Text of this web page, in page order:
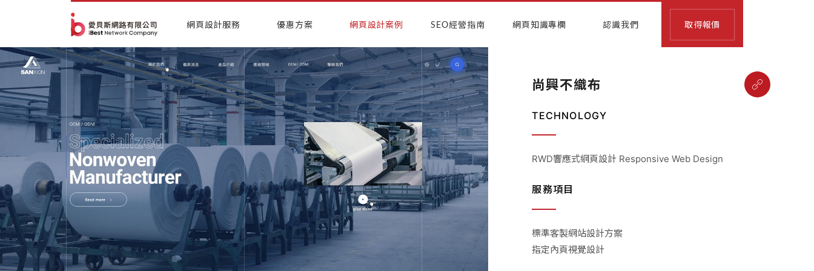
網頁設計服務 優惠方案 網頁設計案例 SEO經營指南 網頁知識專欄 認識我們 取得報價
尚興不織布
TECHNOLOGY
RWD響應式網頁設計 Responsive Web Design
服務項目
標準客製網站設計方案
指定內頁視覺設計